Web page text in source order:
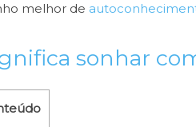
melhor de
sonhar